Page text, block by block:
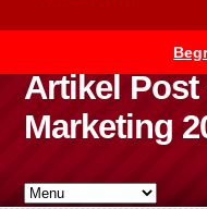
Artikel Post
Marketing